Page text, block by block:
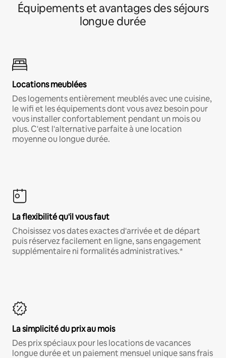
Équipements et avantages des séjours
longue durée
Locations meublées
Des logements entièrement meublés avec une cuisine,
le wifi et les équipements dont vous avez besoin pour
vous installer confortablement pendant un mois ou
plus. C'est l'alternative parfaite à une location
moyenne ou longue durée.
La flexibilité qu'il vous faut
Choisissez vos dates exactes d'arrivée et de départ
puis réservez facilement en ligne, sans engagement
supplémentaire ni formalités administratives.*
La simplicité du prix au mois
Des prix spéciaux pour les locations de vacances
longue durée et un paiement mensuel unique sans frais